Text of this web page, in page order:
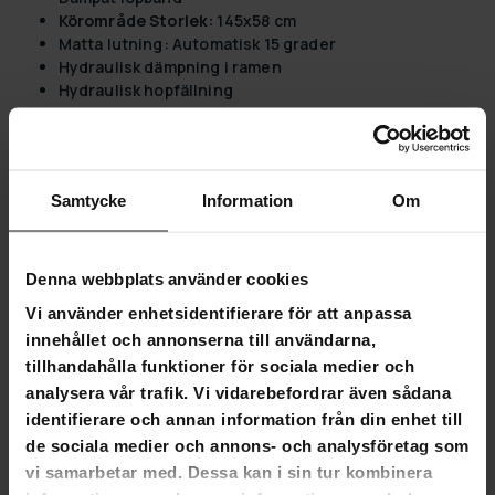
Samtycke Information Om
Denna webbplats använder cookies
Vi använder enhetsidentifierare för att anpassa
innehållet och annonserna till användarna,
tillhandahålla funktioner för sociala medier och
analysera vår trafik. Vi vidarebefordrar även sådana
identifierare och annan information från din enhet till
de sociala medier och annons- och analysföretag som
vi samarbetar med. Dessa kan i sin tur kombinera
Körområde Storlek: 145x58 cm
Matta lutning: Automatisk 15 grader
Hydraulisk dämpning i ramen
Hydraulisk hopfällning
Automatisk tillförsel av löpband olja
Höjd:90cm
Bredd:147cm
Förpackningsdimensioner:Vikt: 128 kg, Längd: 208
cm, Höjd: 97,5 cm, Bredd: 155,5 cm
Nordcore Löpband 6000:
AC Motor:
Utrustad med en AC motor, känd för sin
hållbarhet och lämplighet för daglig tung användning.
Största skärmen:Har den största 10-tums LCD-
skärmen bland våra löpband modeller, förbättrar